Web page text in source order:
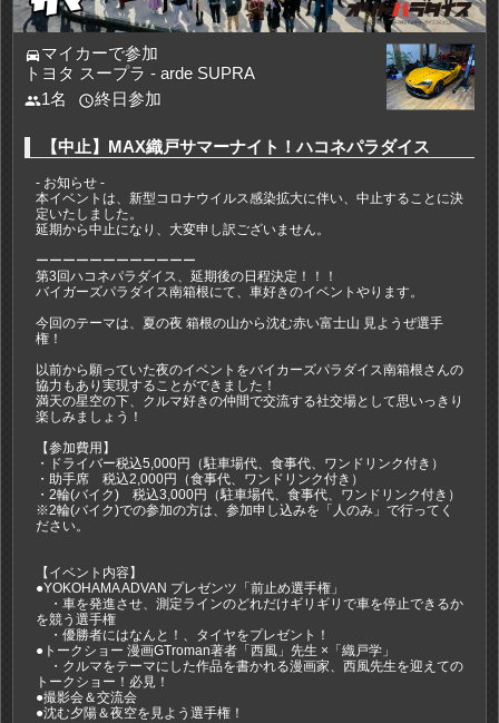
directions_carマイカーで参加
トヨタ スープラ - arde SUPRA
people1名 access_time終日参加
【中止】MAX織戸サマーナイト！ハコネパラダイス
- お知らせ -
本イベントは、新型コロナウイルス感染拡大に伴い、中止することに決
定いたしました。
延期から中止になり、大変申し訳ございません。
ーーーーーーーーーーーー
第3回ハコネパラダイス、延期後の日程決定！！！
バイガーズパラダイス南箱根にて、車好きのイベントやります。
今回のテーマは、夏の夜 箱根の山から沈む赤い富士山 見ようぜ選手
権！
以前から願っていた夜のイベントをバイカーズパラダイス南箱根さんの
協力もあり実現することができました！
満天の星空の下、クルマ好きの仲間で交流する社交場として思いっきり
楽しみましょう！
【参加費用】
・ドライバー税込5,000円（駐車場代、食事代、ワンドリンク付き）
・助手席 税込2,000円（食事代、ワンドリンク付き）
・2輪(バイク) 税込3,000円（駐車場代、食事代、ワンドリンク付き）
※2輪(バイク)での参加の方は、参加申し込みを「人のみ」で行ってく
ださい。
【イベント内容】
●YOKOHAMA ADVAN プレゼンツ「前止め選手権」
・車を発進させ、測定ラインのどれだけギリギリで車を停止できるか
を競う選手権
・優勝者にはなんと！、タイヤをプレゼント！
●トークショー 漫画GTroman著者「西風」先生 ×「織戸学」
・クルマをテーマにした作品を書かれる漫画家、西風先生を迎えての
トークショー！必見！
●撮影会＆交流会
●沈む夕陽＆夜空を見よう選手権！